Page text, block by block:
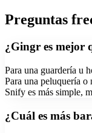
Preguntas
¿Gingr es mejor
Para una guardería u
Para una peluquería o
Snify es más simple,
¿Cuál es más